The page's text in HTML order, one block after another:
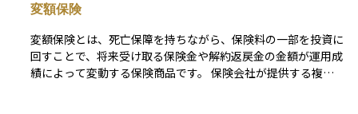
増える可能性がある一方、元本が保証されない点に注意が必要
な商品です。
変額保険
変額保険とは、死亡保障を持ちながら、保険料の一部を投資に
回すことで、将来受け取る保険金や解約返戻金の金額が運用成
績によって変動する保険商品です。 保険会社が提供する複数